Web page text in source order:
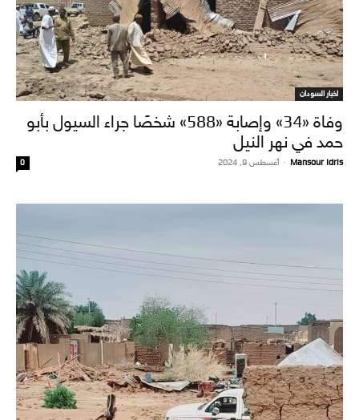
اخبار السودان
وفاة «34» وإصابة «588» شخصًا جراء السيول بأبو
حمد في نهر النيل
Mansour Idris
- أغسطس 9, 2024 0